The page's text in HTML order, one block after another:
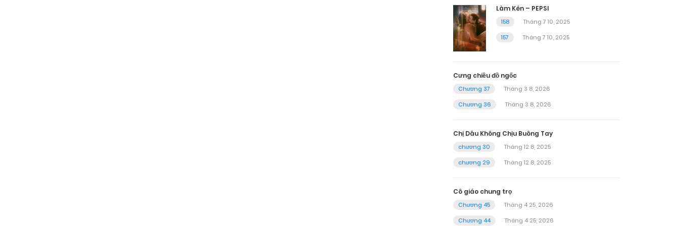
Làm Kén – PEPSI
158
Tháng 7 10, 2025
157
Tháng 7 10, 2025
Cưng chiều đồ ngốc
Chương 37
Tháng 3 8, 2026
Chương 36
Tháng 3 8, 2026
Chị Dâu Không Chịu Buông Tay
chương 30
Tháng 12 8, 2025
chương 29
Tháng 12 8, 2025
Cô giáo chung trọ
Chương 45
Tháng 4 25, 2026
Chương 44
Tháng 4 25, 2026